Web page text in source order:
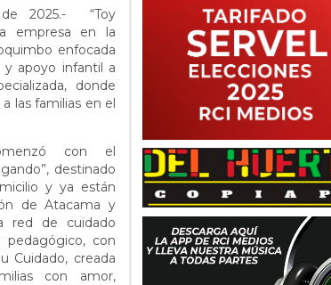
2025.- “Toy
empresa en la
enfocada
apoyo infantil a
donde
las familias en el
con el
destinado
y ya están
de Atacama y
red de cuidado
con
Cuidado, creada
con amor,